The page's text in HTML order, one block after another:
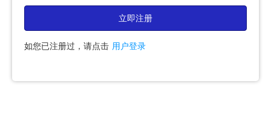
立即注册
如您已注册过，请点击 用户登录